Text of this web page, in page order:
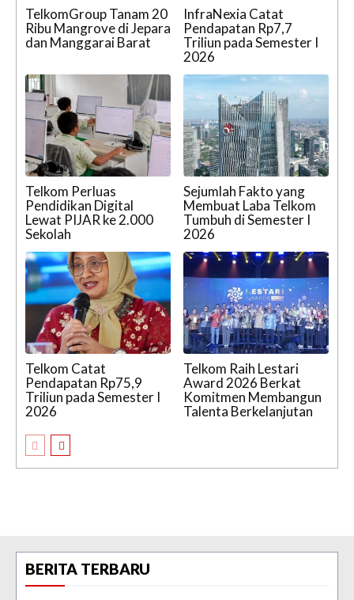
TelkomGroup Tanam 20
Ribu Mangrove di Jepara
dan Manggarai Barat
InfraNexia Catat
Pendapatan Rp7,7
Triliun pada Semester I
2026
Telkom Perluas
Pendidikan Digital
Lewat PIJAR ke 2.000
Sekolah
Sejumlah Fakto yang
Membuat Laba Telkom
Tumbuh di Semester I
2026
Telkom Catat
Pendapatan Rp75,9
Triliun pada Semester I
2026
Telkom Raih Lestari
Award 2026 Berkat
Komitmen Membangun
Talenta Berkelanjutan
BERITA TERBARU